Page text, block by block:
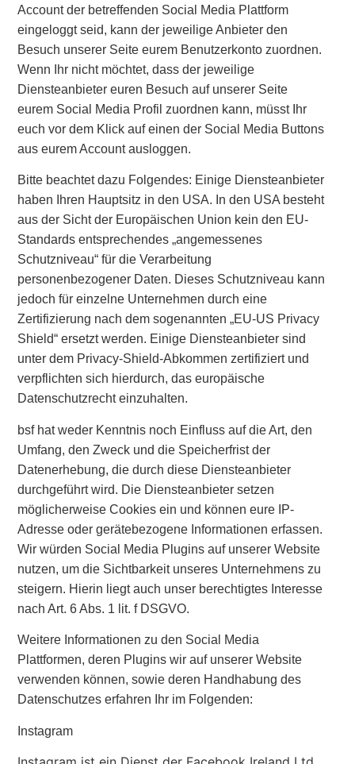
Account der betreffenden Social Media Plattform
eingeloggt seid, kann der jeweilige Anbieter den
Besuch unserer Seite eurem Benutzerkonto zuordnen.
Wenn Ihr nicht möchtet, dass der jeweilige
Diensteanbieter euren Besuch auf unserer Seite
eurem Social Media Profil zuordnen kann, müsst Ihr
euch vor dem Klick auf einen der Social Media Buttons
aus eurem Account ausloggen.
Bitte beachtet dazu Folgendes: Einige Diensteanbieter
haben Ihren Hauptsitz in den USA. In den USA besteht
aus der Sicht der Europäischen Union kein den EU-
Standards entsprechendes „angemessenes
Schutzniveau“ für die Verarbeitung
personenbezogener Daten. Dieses Schutzniveau kann
jedoch für einzelne Unternehmen durch eine
Zertifizierung nach dem sogenannten „EU-US Privacy
Shield“ ersetzt werden. Einige Diensteanbieter sind
unter dem Privacy-Shield-Abkommen zertifiziert und
verpflichten sich hierdurch, das europäische
Datenschutzrecht einzuhalten.
bsf hat weder Kenntnis noch Einfluss auf die Art, den
Umfang, den Zweck und die Speicherfrist der
Datenerhebung, die durch diese Diensteanbieter
durchgeführt wird. Die Diensteanbieter setzen
möglicherweise Cookies ein und können eure IP-
Adresse oder gerätebezogene Informationen erfassen.
Wir würden Social Media Plugins auf unserer Website
nutzen, um die Sichtbarkeit unseres Unternehmens zu
steigern. Hierin liegt auch unser berechtigtes Interesse
nach Art. 6 Abs. 1 lit. f DSGVO.
Weitere Informationen zu den Social Media
Plattformen, deren Plugins wir auf unserer Website
verwenden können, sowie deren Handhabung des
Datenschutzes erfahren Ihr im Folgenden:
Instagram